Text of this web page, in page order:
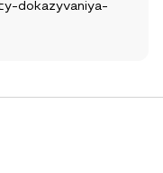
dokazyvaniya-